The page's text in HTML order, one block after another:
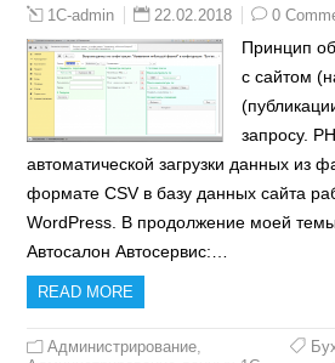
1C-admin 22.02.2018 0
Принцип
с сайтом
запросу.
автоматической загрузки данных из
формате CSV в базу данных сайта
WordPress. В продолжение моей
Автосалон Автосервис:…
READ MORE
Администрирование,